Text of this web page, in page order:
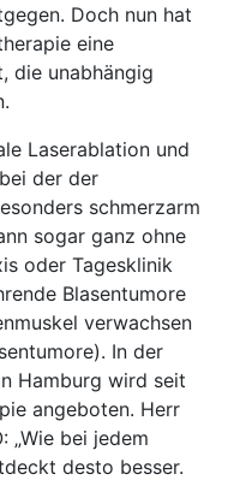
Doch nun hat
eine
die unabhängig
Laserablation und
der der
schmerzarm
sogar ganz ohne
oder Tagesklinik
Blasentumore
verwachsen
In der
Hamburg wird seit
angeboten. Herr
„Wie bei jedem
desto besser.